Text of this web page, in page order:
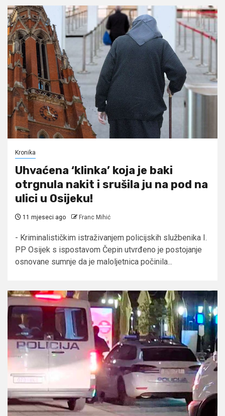
Kronika
Uhvaćena ‘klinka’ koja je baki
otrgnula nakit i srušila ju na pod na
ulici u Osijeku!
11 mjeseci ago Franc Mihić
- Kriminalističkim istraživanjem policijskih službenika I.
PP Osijek s ispostavom Čepin utvrđeno je postojanje
osnovane sumnje da je maloljetnica počinila...